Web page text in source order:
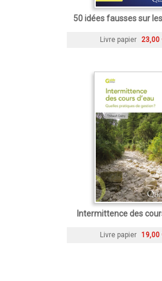
50 idées fausses sur
Livre papier 23,00
Intermittence des
Livre papier 19,00